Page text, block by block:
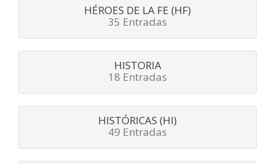
HÉROES DE LA FE (HF)
35 Entradas
HISTORIA
18 Entradas
HISTÓRICAS (HI)
49 Entradas